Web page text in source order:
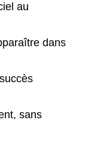
au
dans
sans